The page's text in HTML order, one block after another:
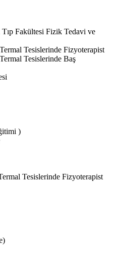
Fakültesi Fizik Tedavi ve
Tesislerinde Fizyoterapist
Tesislerinde Baş
)
Tesislerinde Fizyoterapist